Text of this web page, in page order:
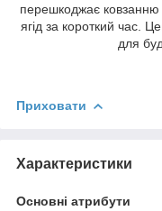
перешкоджає ковзанню
ягід за короткий час.
для
Приховати
Характеристики
Основні атрибути